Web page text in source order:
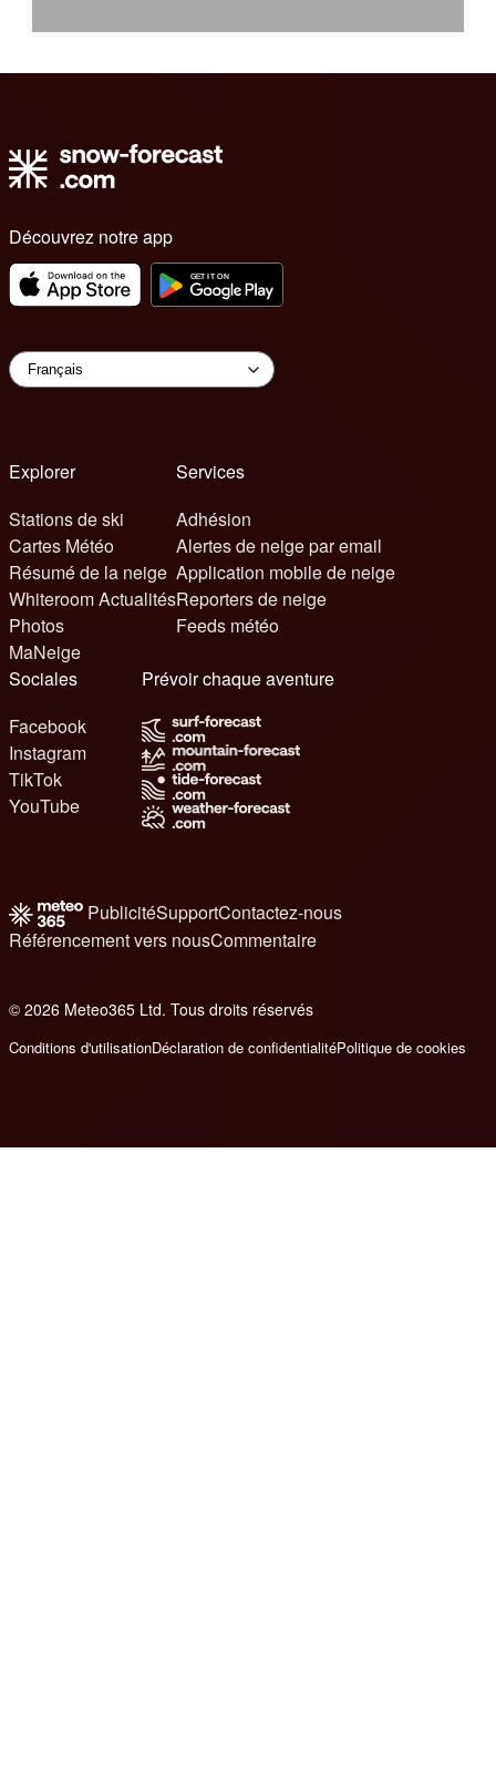
Découvrez notre app
Explorer
Stations de ski
Cartes Météo
Résumé de la neige
Whiteroom Actualités
Photos
MaNeige
Services
Adhésion
Alertes de neige par email
Application mobile de neige
Reporters de neige
Feeds météo
Sociales
Facebook
Instagram
TikTok
YouTube
Prévoir chaque aventure
PublicitéSupportContactez-nous
Référencement vers nousCommentaire
© 2026 Meteo365 Ltd. Tous droits réservés
Conditions d'utilisationDéclaration de confidentialitéPolitique de cookies